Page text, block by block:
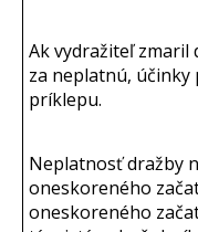
Ak vydražiteľ zmaril
za neplatnú,
príklepu.
Neplatnosť dražby
oneskoreného
oneskoreného